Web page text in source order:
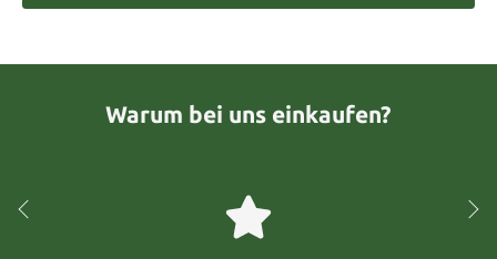
Warum bei uns einkaufen?